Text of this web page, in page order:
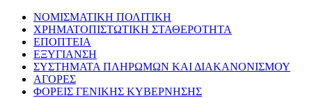
ΝΟΜΙΣΜΑΤΙΚΗ ΠΟΛΙΤΙΚΗ
ΧΡΗΜΑΤΟΠΙΣΤΩΤΙΚΗ ΣΤΑΘΕΡΟΤΗΤΑ
ΕΠΟΠΤΕΙΑ
ΕΞΥΓΙΑΝΣΗ
ΣΥΣΤΗΜΑΤΑ ΠΛΗΡΩΜΩΝ ΚΑΙ ΔΙΑΚΑΝΟΝΙΣΜΟΥ
ΑΓΟΡΕΣ
ΦΟΡΕΙΣ ΓΕΝΙΚΗΣ ΚΥΒΕΡΝΗΣΗΣ